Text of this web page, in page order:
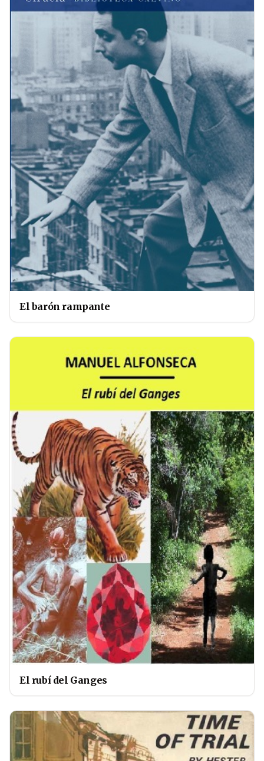
El barón rampante
El rubí del Ganges